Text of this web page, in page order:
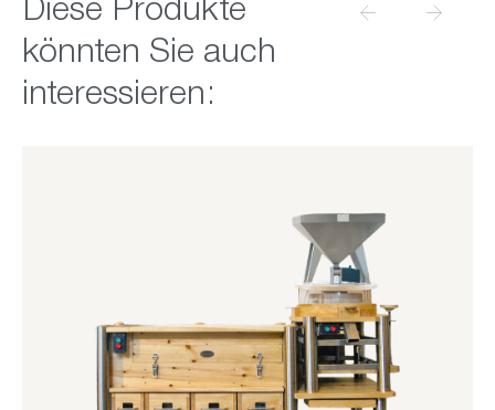
Produktgalerie überspringen
Diese Produkte
könnten Sie auch
interessieren: